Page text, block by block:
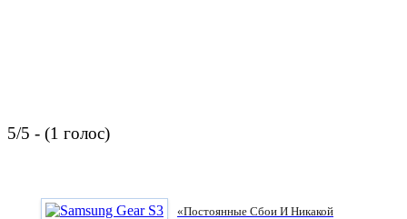
5/5 - (1 голос)
«Постоянные Сбои И Никакой